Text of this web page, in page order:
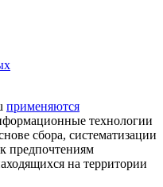
применяются
технологии
сбора, систематизации
предпочтениям
на территории